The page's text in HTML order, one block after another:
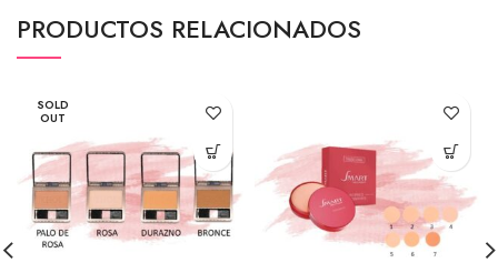
PRODUCTOS RELACIONADOS
SOLD
OUT